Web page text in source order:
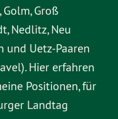
Groß
Nedlitz, Neu
und Uetz-Paaren
Hier erfahren
Positionen, für
Landtag